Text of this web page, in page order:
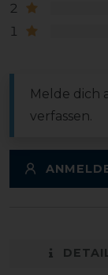
2
1
Melde dich
verfassen.